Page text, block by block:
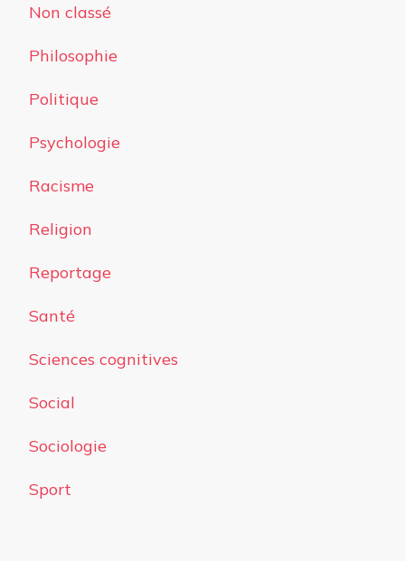
Non classé
Philosophie
Politique
Psychologie
Racisme
Religion
Reportage
Santé
Sciences cognitives
Social
Sociologie
Sport